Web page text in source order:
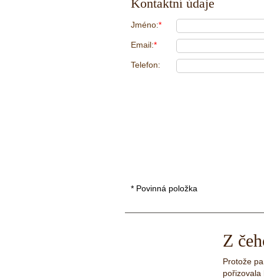
Kontaktní údaje
Jméno:*
Email:*
Telefon:
* Povinná položka
Z
Protože